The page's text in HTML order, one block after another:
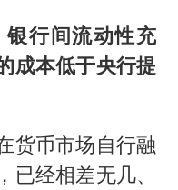
行间流动性充
成本低于央行提
货币市场自行融
经相差无几、